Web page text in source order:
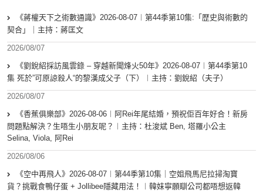
《蔣權天下之術數通識》2026-08-07︱第44季第10集:「歴史與術數的
契合」｜主持：蔣匡文
2026/08/07
《劉銳紹採訪風雲錄 – 穿越新聞烽火50年》2026-08-07︱第44季第10
集 死於”可原諒殺人“的黎漢成父子（下）︱主持：劉銳紹（夫子）
2026/08/07
《香蕉俱樂部》2026-08-06︱阿Rei年尾結婚，預祝佢百年好合！新房
問題點解決？生唔生小朋友呢？︱主持：杜浚斌 Ben, 塔羅小公主
Selina, Viola, 阿Rei
2026/08/06
《空中再飛人》2026-08-07︱第44季第10集｜空姐飛馬尼拉掃淘寶
貨？挑戰食鴨仔蛋 + Jollibee隱藏用法！︱韓妹寧願瞓公司都唔想返韓